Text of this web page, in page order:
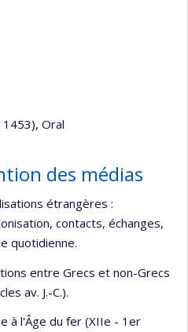
Oral
des médias
étrangères :
contacts, échanges,
quotidienne.
entre Grecs et non-Grecs
av. J.-C.).
à l'Âge du fer (XIIe - 1er